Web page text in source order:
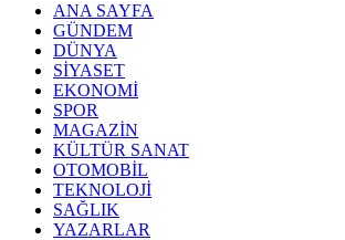
ANA SAYFA
GÜNDEM
DÜNYA
SİYASET
EKONOMİ
SPOR
MAGAZİN
KÜLTÜR SANAT
OTOMOBİL
TEKNOLOJİ
SAĞLIK
YAZARLAR